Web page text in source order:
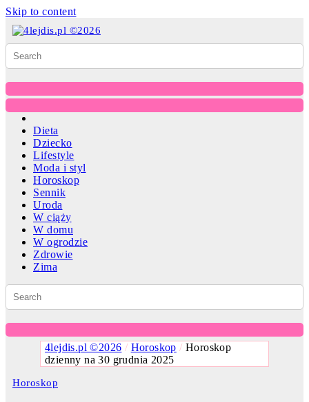
Skip to content
Dieta
Dziecko
Lifestyle
Moda i styl
Horoskop
Sennik
Uroda
W ciąży
W domu
W ogrodzie
Zdrowie
Zima
4lejdis.pl ©2026 / Horoskop /Horoskop
dzienny na 30 grudnia 2025
Horoskop